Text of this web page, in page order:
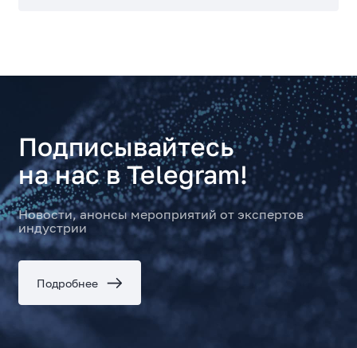
Подписывайтесь
на нас в Telegram!
Новости, анонсы мероприятий от экспертов
индустрии
Подробнее